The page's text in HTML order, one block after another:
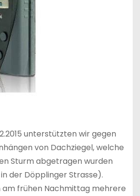
unterstützten wir gegen
von Dachziegel, welche
Sturm abgetragen wurden
der Döpplinger Strasse).
am frühen Nachmittag mehrere